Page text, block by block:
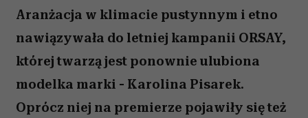
Aranżacja w klimacie pustynnym i etno
nawiązywała do letniej kampanii ORSAY,
której twarzą jest ponownie ulubiona
modelka marki - Karolina Pisarek.
Oprócz niej na premierze pojawiły się też